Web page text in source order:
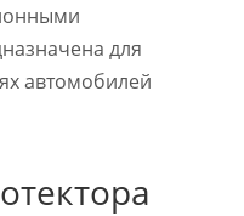
для
автомобилей